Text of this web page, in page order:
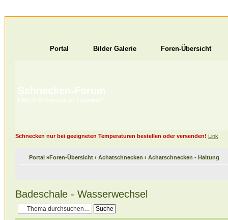
Portal Bilder Galerie Foren-Übersicht
Schnecken-Forum
Habt ihr Schnecken als Haustiere?
Schnecken nur bei geeigneten Temperaturen bestellen oder versenden! Link
Portal»Foren-Übersicht ‹ Achatschnecken ‹ Achatschnecken - Haltung
Badeschale - Wasserwechsel